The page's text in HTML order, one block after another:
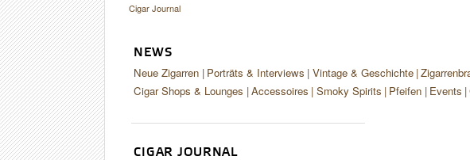
Cigar Journal
NEWS
Neue Zigarren Porträts & Interviews Vintage & Geschichte
Cigar Shops & Lounges Accessoires Smoky Spirits Pfeifen Events
CIGAR JOURNAL